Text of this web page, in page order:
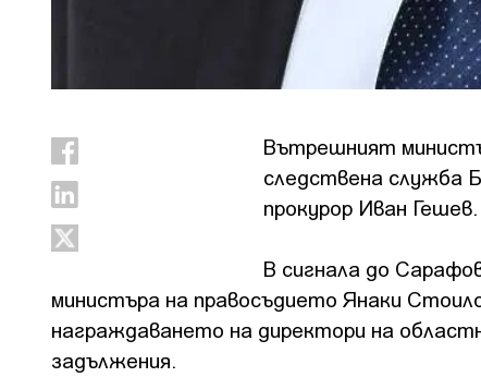
Вътрешният
следствена служба
прокурор Иван Гешев.
В сигнала до
министъра на правосъдието Янаки
награждаването на директори на
задължения.